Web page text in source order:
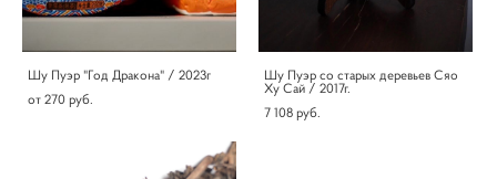
Шу Пуэр "Год Дракона" / 2023г
от 270 pуб.
Шу Пуэр со старых деревьев Сяо
Ху Сай / 2017г.
7 108 pуб.